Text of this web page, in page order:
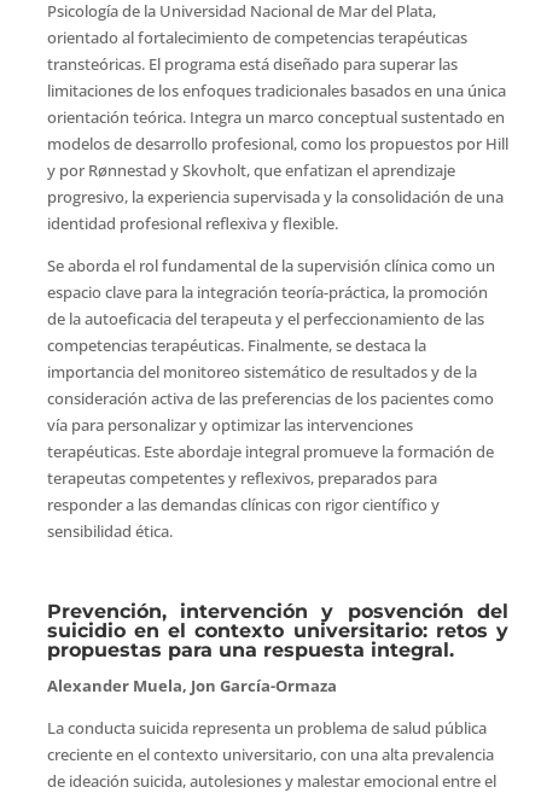
Psicología de la Universidad Nacional de Mar del Plata,
orientado al fortalecimiento de competencias terapéuticas
transteóricas. El programa está diseñado para superar las
limitaciones de los enfoques tradicionales basados en una única
orientación teórica. Integra un marco conceptual sustentado en
modelos de desarrollo profesional, como los propuestos por Hill
y por Rønnestad y Skovholt, que enfatizan el aprendizaje
progresivo, la experiencia supervisada y la consolidación de una
identidad profesional reflexiva y flexible.
Se aborda el rol fundamental de la supervisión clínica como un
espacio clave para la integración teoría-práctica, la promoción
de la autoeficacia del terapeuta y el perfeccionamiento de las
competencias terapéuticas. Finalmente, se destaca la
importancia del monitoreo sistemático de resultados y de la
consideración activa de las preferencias de los pacientes como
vía para personalizar y optimizar las intervenciones
terapéuticas. Este abordaje integral promueve la formación de
terapeutas competentes y reflexivos, preparados para
responder a las demandas clínicas con rigor científico y
sensibilidad ética.
Prevención, intervención y posvención del
suicidio en el contexto universitario: retos y
propuestas para una respuesta integral.
Alexander Muela, Jon García-Ormaza
La conducta suicida representa un problema de salud pública
creciente en el contexto universitario, con una alta prevalencia
de ideación suicida, autolesiones y malestar emocional entre el